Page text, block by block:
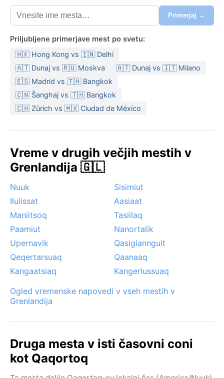
Primerjaj →
Priljubljene primerjave mest po svetu:
🇭🇰 Hong Kong vs 🇮🇳 Delhi
🇦🇹 Dunaj vs 🇷🇺 Moskva
🇦🇹 Dunaj vs 🇮🇹 Milano
🇪🇸 Madrid vs 🇹🇭 Bangkok
🇨🇳 Šanghaj vs 🇹🇭 Bangkok
🇨🇭 Zürich vs 🇲🇽 Ciudad de México
Vreme v drugih večjih mestih v
Grenlandija 🇬🇱
Nuuk
Sisimiut
Ilulissat
Aasiaat
Maniitsoq
Tasiilaq
Paamiut
Nanortalik
Upernavik
Qasigiannguit
Qeqertarsuaq
Qaanaaq
Kangaatsiaq
Kangerlussuaq
Ogled vremenske napovedi v vseh mestih v
Grenlandija
Druga mesta v isti časovni coni
kot Qaqortoq